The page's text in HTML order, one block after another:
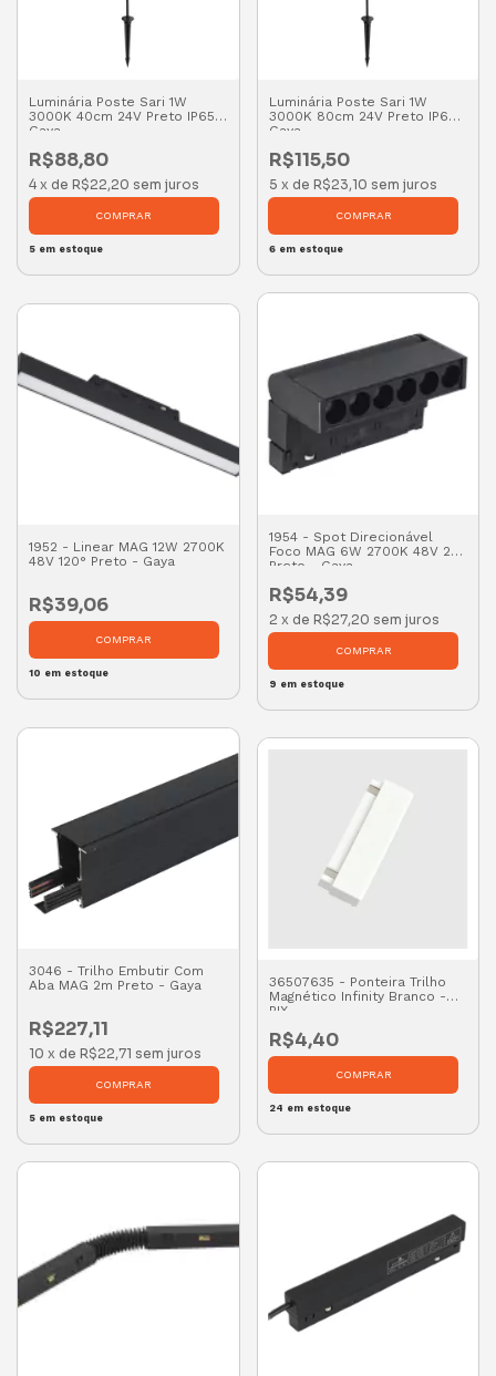
Luminária Poste Sari 1W
3000K 40cm 24V Preto IP65 -
Gaya
R$88,80
4 x de R$22,20 sem juros
5 em estoque
Luminária Poste Sari 1W
3000K 80cm 24V Preto IP65 -
Gaya
R$115,50
5 x de R$23,10 sem juros
6em estoque
1952 - Linear MAG 12W 2700K
48V 120° Preto - Gaya
R$39,06
10 em estoque
1954 - Spot Direcionável
Foco MAG 6W 2700K 48V 24°
Preto - Gaya
R$54,39
2 x de R$27,20 sem juros
9 em estoque
3046 - Trilho Embutir Com
Aba MAG 2m Preto - Gaya
R$227,11
10 x de R$22,71 sem juros
5 em estoque
36507635 - Ponteira Trilho
Magnético Infinity Branco -
PIX
R$4,40
24 em estoque